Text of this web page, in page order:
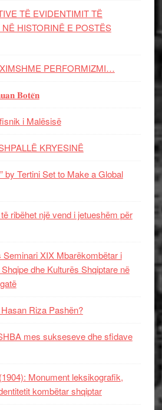
TË EVIDENTIMIT TË
HISTORINË E POSTËS
PERFORMIZMI…
𝐁𝐨𝐭𝐞̈𝐧
i Malësisë
KRYESINË
by Tertini Set to Make a Global
ribëhet një vend i jetueshëm për
XIX Mbarëkombëtar i
dhe Kulturës Shqiptare në
Riza Pashën?
mes sukseseve dhe sfidave
Monument leksikografik,
kombëtar shqiptar